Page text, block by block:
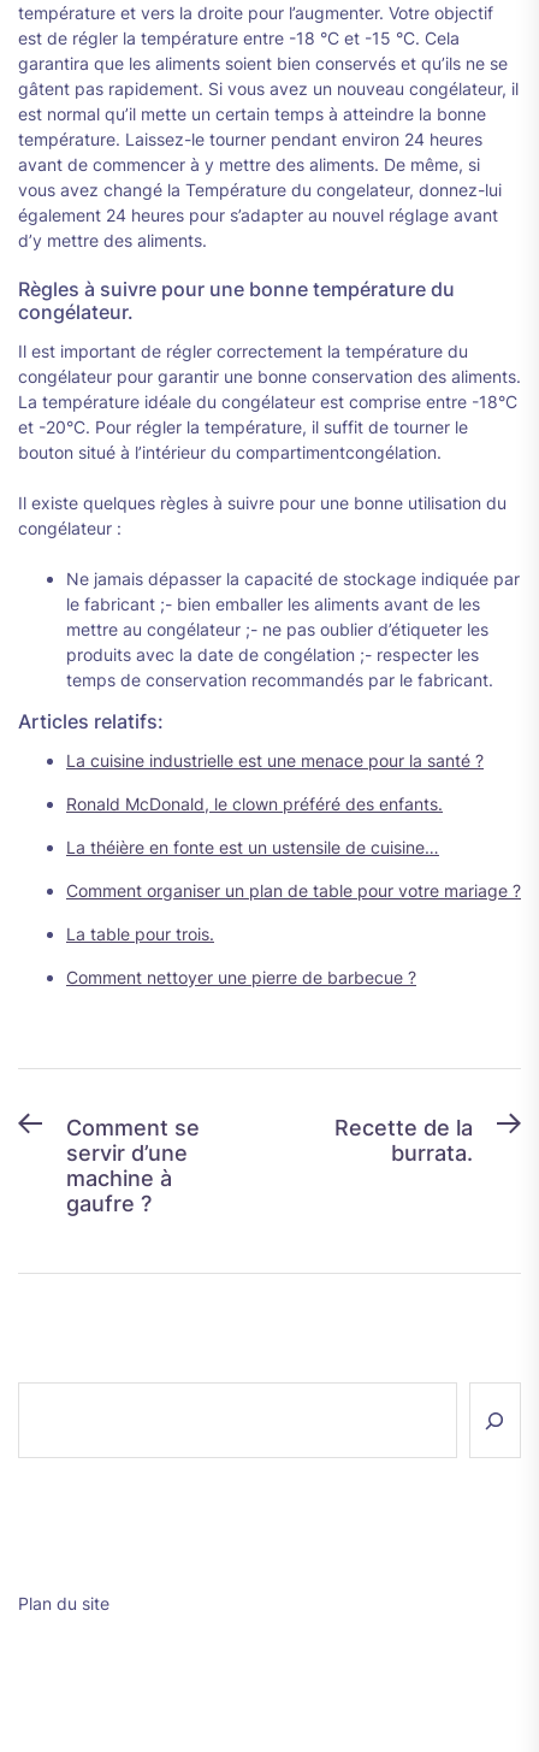
température et vers la droite pour l’augmenter. Votre objectif
est de régler la température entre -18 °C et -15 °C. Cela
garantira que les aliments soient bien conservés et qu’ils ne se
gâtent pas rapidement. Si vous avez un nouveau congélateur, il
est normal qu’il mette un certain temps à atteindre la bonne
température. Laissez-le tourner pendant environ 24 heures
avant de commencer à y mettre des aliments. De même, si
vous avez changé la Température du congelateur, donnez-lui
également 24 heures pour s’adapter au nouvel réglage avant
d’y mettre des aliments.
Règles à suivre pour une bonne température du
congélateur.
Il est important de régler correctement la température du
congélateur pour garantir une bonne conservation des aliments.
La température idéale du congélateur est comprise entre -18°C
et -20°C. Pour régler la température, il suffit de tourner le
bouton situé à l’intérieur du compartimentcongélation.
Il existe quelques règles à suivre pour une bonne utilisation du
congélateur :
Ne jamais dépasser la capacité de stockage indiquée par
le fabricant ;- bien emballer les aliments avant de les
mettre au congélateur ;- ne pas oublier d’étiqueter les
produits avec la date de congélation ;- respecter les
temps de conservation recommandés par le fabricant.
Articles relatifs:
La cuisine industrielle est une menace pour la santé ?
Ronald McDonald, le clown préféré des enfants.
La théière en fonte est un ustensile de cuisine…
Comment organiser un plan de table pour votre mariage ?
La table pour trois.
Comment nettoyer une pierre de barbecue ?
Navigation
l’article
Previous
post:
Comment se
servir d’une
machine à
gaufre ?
Recette de la
burrata.
Plan du site